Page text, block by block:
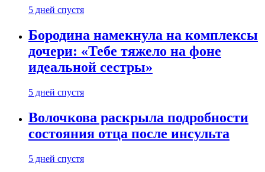
5 дней спустя
Бородина намекнула на комплексы
дочери: «Тебе тяжело на фоне
идеальной сестры»
5 дней спустя
Волочкова раскрыла подробности
состояния отца после инсульта
5 дней спустя